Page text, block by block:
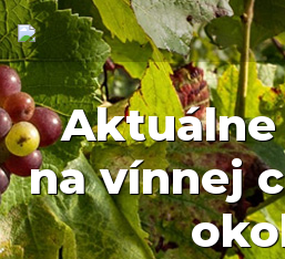
na vínnej